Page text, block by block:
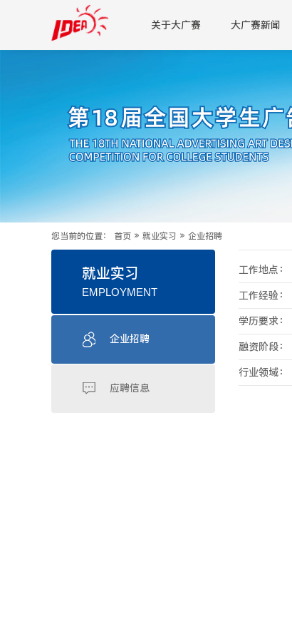
关于大广赛 大广赛新闻
您当前的位置： 首页 » 就业实习 » 企业招聘
就业实习
EMPLOYMENT
企业招聘
应聘信息
工作地点：
工作经验：
学历要求：
融资阶段：
行业领域：